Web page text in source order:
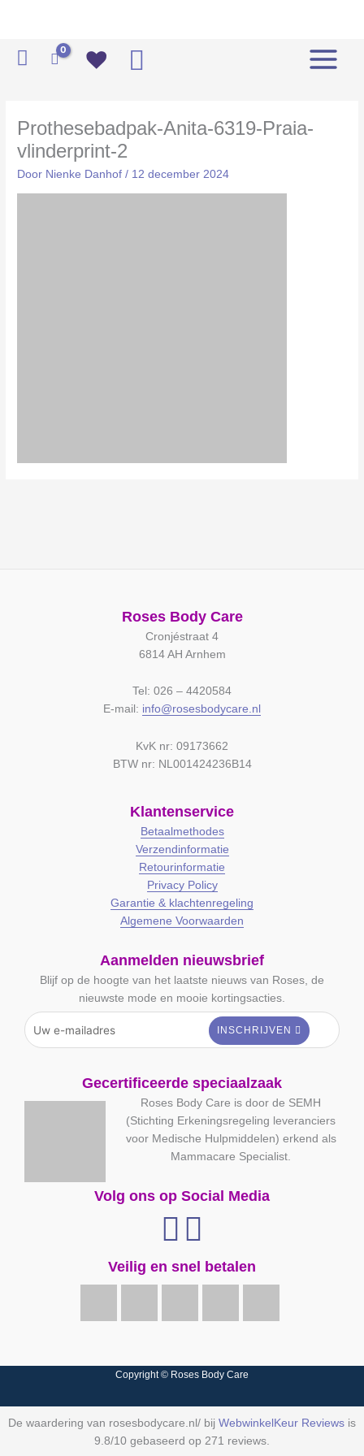
inhoud
Zoeken
Prothesebadpak-Anita-6319-Praia-
vlinderprint-2
Door Nienke Danhof/ 12 december 2024
Roses Body Care
Cronjéstraat 4
6814 AH Arnhem
Tel: 026 – 4420584
E-mail: info@rosesbodycare.nl
KvK nr: 09173662
BTW nr: NL001424236B14
Klantenservice
Betaalmethodes
Verzendinformatie
Retourinformatie
Privacy Policy
Garantie & klachtenregeling
Algemene Voorwaarden
Aanmelden nieuwsbrief
Blijf op de hoogte van het laatste nieuws van Roses, de
nieuwste mode en mooie kortingsacties.
Gecertificeerde speciaalzaak
Roses Body Care is door de SEMH
(Stichting Erkeningsregeling leveranciers
voor Medische Hulpmiddelen) erkend als
Mammacare Specialist.
Volg ons op Social Media
Veilig en snel betalen
Copyright © Roses Body Care
De waardering van rosesbodycare.nl/ bij WebwinkelKeur Reviews is
9.8/10 gebaseerd op 271 reviews.